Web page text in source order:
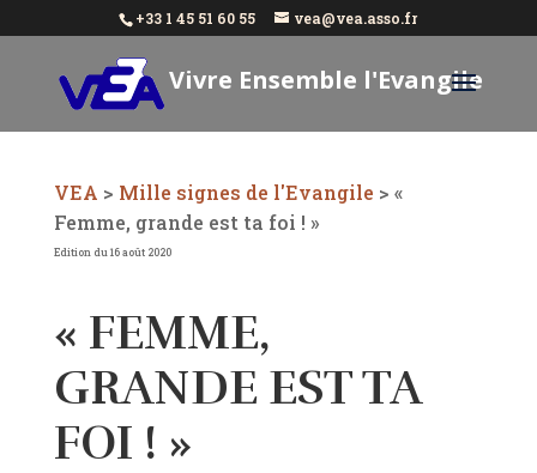
+33 1 45 51 60 55 vea@vea.asso.fr
Vivre Ensemble l'Evangile
VEA > Mille signes de l'Evangile > «
Femme, grande est ta foi ! »
Edition du 16 août 2020
« FEMME,
GRANDE EST TA
FOI ! »